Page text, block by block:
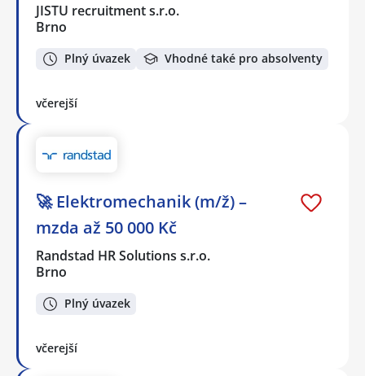
JISTU recruitment s.r.o.
Brno
Plný úvazek Vhodné také pro absolventy
včerejší
🚀 Elektromechanik (m/ž) –
mzda až 50 000 Kč
Randstad HR Solutions s.r.o.
Brno
Plný úvazek
včerejší